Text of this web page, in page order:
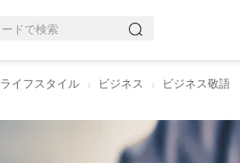
ライフスタイル ビジネス ビジネス敬語